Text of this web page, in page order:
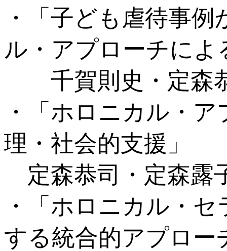
・「子ども虐待事
ル・アプローチによ
千賀則史・定森恭
・「ホロニカル・
理・社会的支援」
定森恭司・定森露
・「ホロニカル・
する統合的アプロー